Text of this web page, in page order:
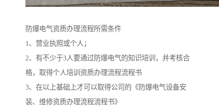
防爆电气资质办理流程所需条件
1、营业执照或个人；
2、有不少于3人要通过防爆电气的知识培训，并考核合
格，取得个人培训资质办理流程流程书
3、在以上基础上才可以取得公司的《防爆电气设备安
装、维修资质办理流程流程书》